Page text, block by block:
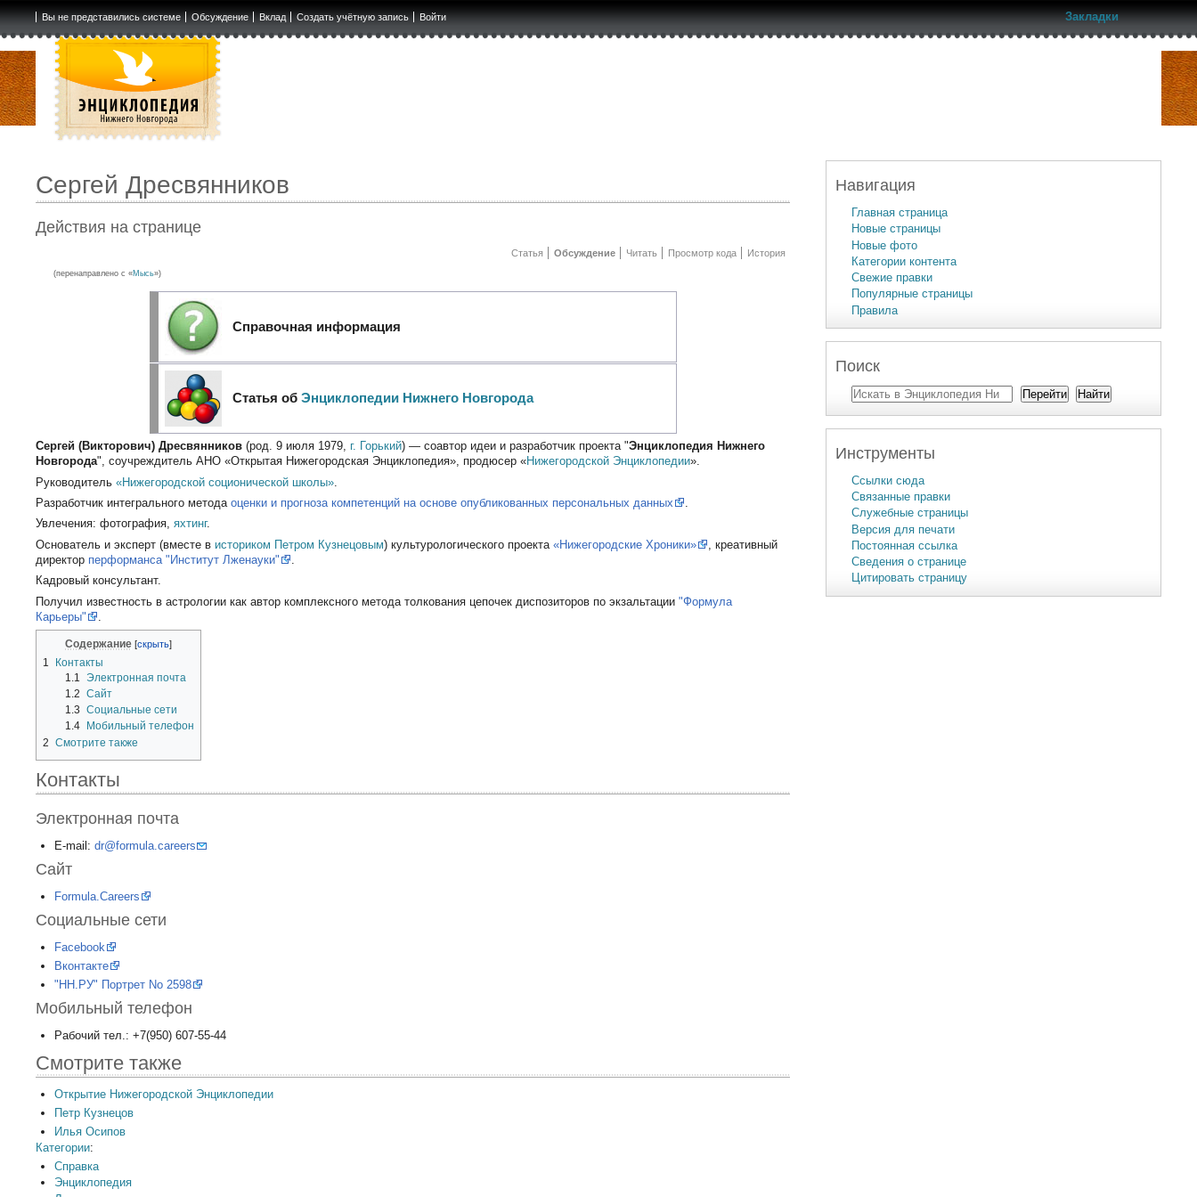
Вы не представились системе Обсуждение Вклад Создать учётную запись Войти Закладки
Сергей Дресвянников
Действия на странице
Статья Обсуждение Читать Просмотр кода История
(перенаправлено с «Мысь»)
Справочная информация
Статья об Энциклопедии Нижнего Новгорода
Сергей (Викторович) Дресвянников (род. 9 июля 1979, г. Горький) — соавтор идеи и разработчик проекта "Энциклопедия Нижнего
Новгорода", соучреждитель АНО «Открытая Нижегородская Энциклопедия», продюсер «Нижегородской Энциклопедии».
Руководитель«Нижегородской соционической школы»
Разработчик интегрального методаоценки и прогноза компетенций на основе опубликованных персональных данных
.
Увлечения: фотография,яхтинг.
Основатель и эксперт (вместе в историком Петром Кузнецовым) культурологического проекта«Нижегородские Хроники»
, креативный
директор перформанса "Институт Лженауки"
Кадровый консультант.
Получил известность в астрологии как автор комплексного метода толкования цепочек диспозиторов по экзальтации"Формула
Карьеры"
Содержание
1
Контакты
1.1
Электронная почта
1.2 Сайт
1.3 Социальные сети
1.4
Мобильный телефон
2 Смотрите также
Контакты
Электронная почта
E-mail: dr@formula.careers
Сайт
Formula.Careers
Социальные сети
Facebook
Вконтакте
"НН.РУ" Портрет No 2598
Мобильный телефон
Рабочий тел.: +7(950) 607-55-44
Смотрите также
Открытие Нижегородской Энциклопедии
Петр Кузнецов
Илья Осипов
Категории:
Справка
Энциклопедия
Навигация
Главная страница
Новые страницы
Новые фото
Категории контента
Свежие правки
Популярные страницы
Правила
Поиск
Инструменты
Ссылки сюда
Связанные правки
Служебные страницы
Версия для печати
Постоянная ссылка
Сведения о странице
Цитировать страницу